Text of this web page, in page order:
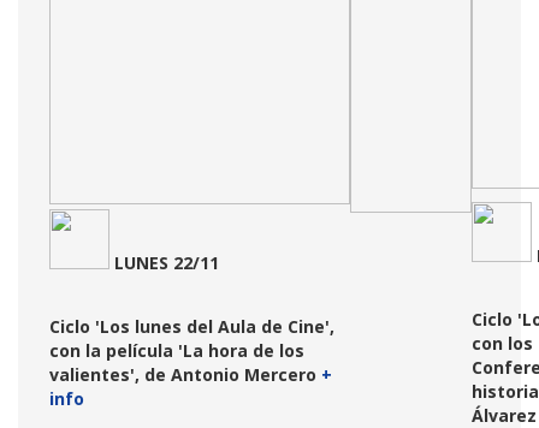
LUNES 22/11
Ciclo 'Los lunes del Aula de Cine',
con la película 'La hora de los
valientes', de Antonio Mercero +
info
Ciclo
con
Álvarez